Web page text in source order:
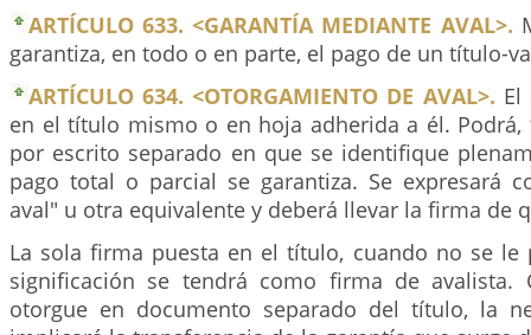
ARTÍCULO 633. <GARANTÍA MEDIANTE AVAL>.
garantiza, en todo o en parte, el pago de un título-
ARTÍCULO 634. <OTORGAMIENTO DE AVAL>. El
en el título mismo o en hoja adherida a él. Podrá,
por escrito separado en que se identifique
pago total o parcial se garantiza. Se expresará
aval" u otra equivalente y deberá llevar la firma de
La sola firma puesta en el título, cuando no se le
significación se tendrá como firma de avalista.
otorgue en documento separado del título, la